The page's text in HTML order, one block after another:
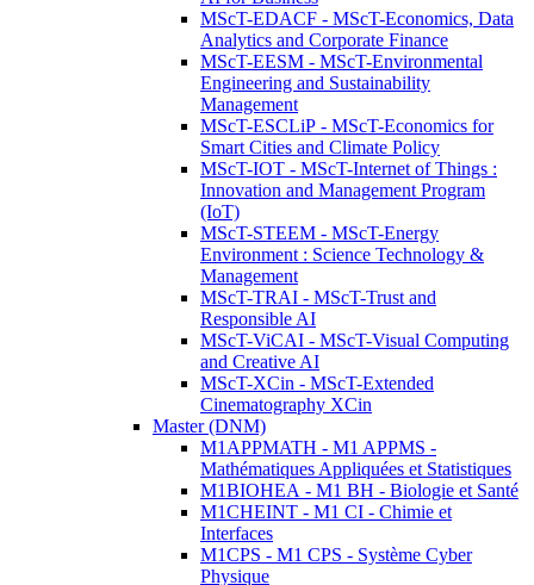
MScT-EDACF - MScT-Economics, Data
Analytics and Corporate Finance
MScT-EESM - MScT-Environmental
Engineering and Sustainability
Management
MScT-ESCLiP - MScT-Economics for
Smart Cities and Climate Policy
MScT-IOT - MScT-Internet of Things :
Innovation and Management Program
(IoT)
MScT-STEEM - MScT-Energy
Environment : Science Technology &
Management
MScT-TRAI - MScT-Trust and
Responsible AI
MScT-ViCAI - MScT-Visual Computing
and Creative AI
MScT-XCin - MScT-Extended
Cinematography XCin
Master (DNM)
M1APPMATH - M1 APPMS -
Mathématiques Appliquées et Statistiques
M1BIOHEA - M1 BH - Biologie et Santé
M1CHEINT - M1 CI - Chimie et
Interfaces
M1CPS - M1 CPS - Système Cyber
Physique